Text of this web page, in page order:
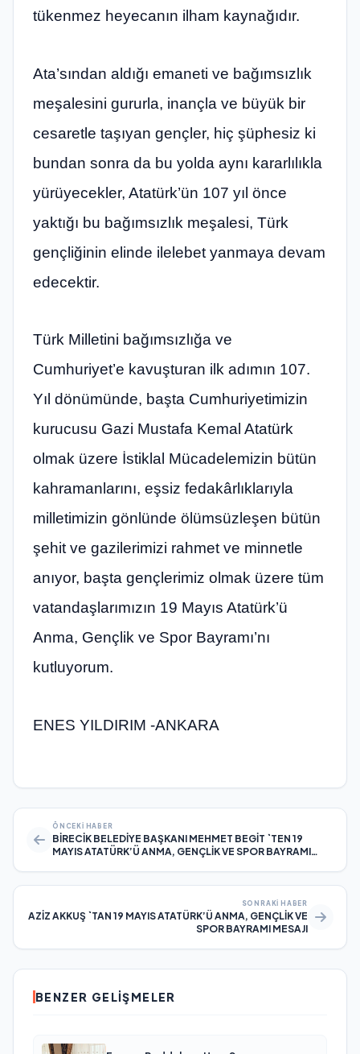
tükenmez heyecanın ilham kaynağıdır.
Ata’sından aldığı emaneti ve bağımsızlık
meşalesini gururla, inançla ve büyük bir
cesaretle taşıyan gençler, hiç şüphesiz ki
bundan sonra da bu yolda aynı kararlılıkla
yürüyecekler, Atatürk’ün 107 yıl önce
yaktığı bu bağımsızlık meşalesi, Türk
gençliğinin elinde ilelebet yanmaya devam
edecektir.
Türk Milletini bağımsızlığa ve
Cumhuriyet’e kavuşturan ilk adımın 107.
Yıl dönümünde, başta Cumhuriyetimizin
kurucusu Gazi Mustafa Kemal Atatürk
olmak üzere İstiklal Mücadelemizin bütün
kahramanlarını, eşsiz fedakârlıklarıyla
milletimizin gönlünde ölümsüzleşen bütün
şehit ve gazilerimizi rahmet ve minnetle
anıyor, başta gençlerimiz olmak üzere tüm
vatandaşlarımızın 19 Mayıs Atatürk’ü
Anma, Gençlik ve Spor Bayramı’nı
kutluyorum.
ENES YILDIRIM -ANKARA
ÖNCEKI HABER
BİRECİK BELEDİYE BAŞKANI MEHMET BEGİT `TEN 19
MAYIS ATATÜRK’Ü ANMA, GENÇLİK VE SPOR BAYRAMI
SONRAKI HABER
AZİZ AKKUŞ `TAN 19 MAYIS ATATÜRK’Ü ANMA, GENÇLİK VE
SPOR BAYRAMI MESAJI
BENZER GELIŞMELER